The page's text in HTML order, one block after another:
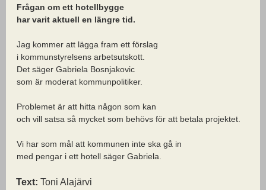
Frågan om ett hotellbygge
har varit aktuell en längre tid.
Jag kommer att lägga fram ett förslag
i kommunstyrelsens arbetsutskott.
Det säger Gabriela Bosnjakovic
som är moderat kommunpolitiker.
Problemet är att hitta någon som kan
och vill satsa så mycket som behövs för att betala projektet.
Vi har som mål att kommunen inte ska gå in
med pengar i ett hotell säger Gabriela.
Text: Toni Alajärvi